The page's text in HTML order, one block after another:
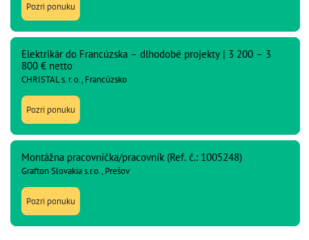
Pozri ponuku
Elektrikár do Francúzska – dlhodobé projekty | 3 200 – 3
800 € netto
CHRISTAL s. r. o., Francúzsko
Pozri ponuku
Montážna pracovníčka/pracovník (Ref. č.: 1005248)
Grafton Slovakia s.r.o., Prešov
Pozri ponuku